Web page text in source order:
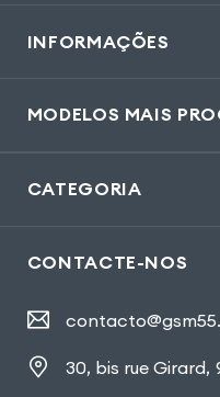
INFORMAÇÕES
MODELOS MAIS
CATEGORIA
CONTACTE-NOS
30, bis rue Girard,